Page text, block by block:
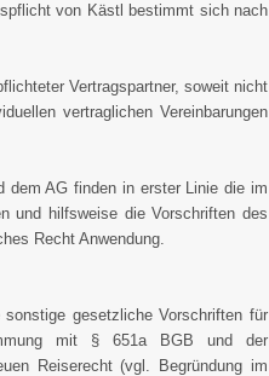
von Kästl bestimmt sich nach
Vertragspartner, soweit nicht
vertraglichen Vereinbarungen
dem AG finden in erster Linie die im
und hilfsweise die Vorschriften des
Recht Anwendung.
gesetzliche Vorschriften für
mit § 651a BGB und der
Reiserecht (vgl. Begründung im